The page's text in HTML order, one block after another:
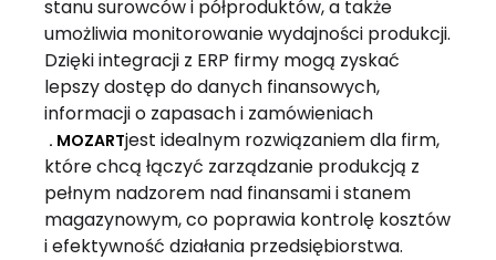
stanu surowców i półproduktów, a także
umożliwia monitorowanie wydajności produkcji.
Dzięki integracji z ERP firmy mogą zyskać
lepszy dostęp do danych finansowych,
informacji o zapasach i zamówieniach
. MOZARTjest idealnym rozwiązaniem dla firm,
które chcą łączyć zarządzanie produkcją z
pełnym nadzorem nad finansami i stanem
magazynowym, co poprawia kontrolę kosztów
i efektywność działania przedsiębiorstwa.